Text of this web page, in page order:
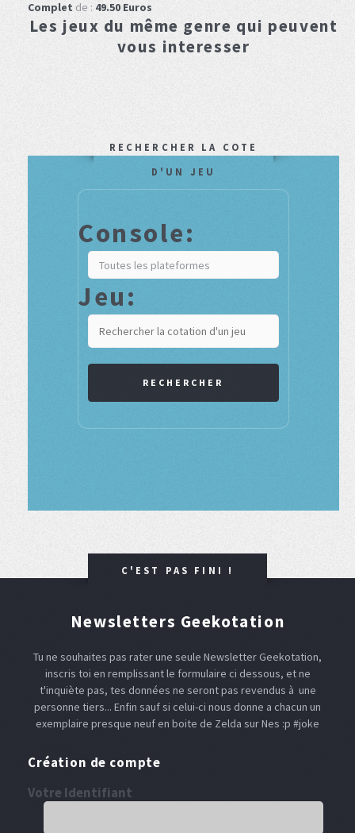
Complet de : 49.50 Euros
Les jeux du même genre qui peuvent
vous interesser
RECHERCHER LA COTE
D'UN JEU
Console:
Jeu:
RECHERCHER
C'EST PAS FINI !
Newsletters Geekotation
Tu ne souhaites pas rater une seule Newsletter Geekotation,
inscris toi en remplissant le formulaire ci dessous, et ne
t'inquiète pas, tes données ne seront pas revendus à une
personne tiers... Enfin sauf si celui-ci nous donne a chacun un
exemplaire presque neuf en boite de Zelda sur Nes :p #joke
Création de compte
Votre Identifiant